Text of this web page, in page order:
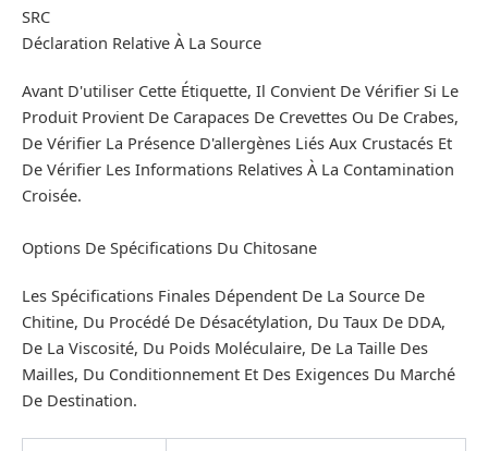
SRC
Déclaration Relative À La Source
Avant D'utiliser Cette Étiquette, Il Convient De Vérifier Si Le
Produit Provient De Carapaces De Crevettes Ou De Crabes,
De Vérifier La Présence D'allergènes Liés Aux Crustacés Et
De Vérifier Les Informations Relatives À La Contamination
Croisée.
Options De Spécifications Du Chitosane
Les Spécifications Finales Dépendent De La Source De
Chitine, Du Procédé De Désacétylation, Du Taux De DDA,
De La Viscosité, Du Poids Moléculaire, De La Taille Des
Mailles, Du Conditionnement Et Des Exigences Du Marché
De Destination.